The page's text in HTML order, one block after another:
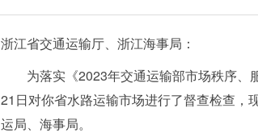
浙江省交通运输厅、浙江海事局：
为落实《2023年交通运输部市场秩序
21日对你省水路运输市场进行了督查检查，
运局、海事局。